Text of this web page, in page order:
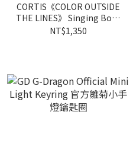
CORTIS《COLOR OUTSIDE
THE LINES》 Singing Bowl
迷你專輯 缽專
NT$1,350